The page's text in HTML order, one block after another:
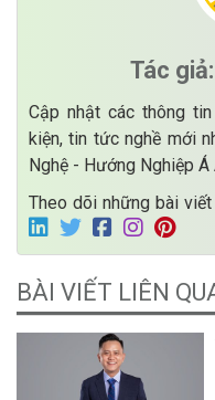
Tác
Cập nhật các thông
kiện, tin tức nghề mới
Nghệ - Hướng Nghiệp Á
Theo dõi những bài
BÀI VIẾT LIÊN